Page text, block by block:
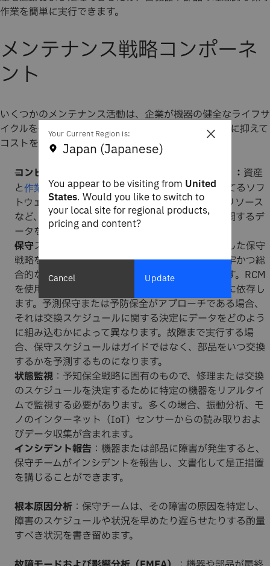
作業を簡単に実行できます。
メンテナンス戦略コンポーネ
ント
いくつかのメンテナンス活動は、企業が機器の健全なライフサ
イクルを促進しながら、機器のダウンタイムを最小限に抑えて
コストを節約するのに役立ちます。
コンピューターによる保守管理システム ）： 資産
と作業指示書を追跡し、保守のスケジュールを立てるソフ
トウェア・プログラム。CMMSは、必要な資料やリソース
など、組織が維持する必要があるすべてのものに関するデ
ータを整理します。
保守スケジュール：企業は、自社のビジネスに適した保守
戦略を策定したら、そのアプローチに基づいて堅牢かつ総
合的な保守スケジュールを作成する必要があります。RCM
を使用する場合、スケジュールはさまざまな変数に依存し
ます。予測保守または予防保全がアプローチである場合、
それは交換スケジュールに関する決定にデータをどのよう
に組み込むかによって異なります。故障まで実行する場
合、保守スケジュールはガイドではなく、部品をいつ交換
するかを予測するものになります。
状態監視 ：予知保全戦略に固有のもので、修理または交換
のスケジュールを決定するために特定の機器をリアルタイ
ムで監視する必要があります。多くの場合、振動分析、モ
ノのインターネット（IoT）センサーからの読み取りおよ
びデータ収集が含まれます。
インシデント報告 ：機器または部品に障害が発生すると、
保守チームがインシデントを報告し、文書化して是正措置
を講じることができます。
根本原因分析 ：保守チームは、その障害の原因を特定し、
障害のスケジュールや状況を早めたり遅らせたりする酌量
すべき状況を書き留めます。
×
Your Current Region is:
Japan (Japanese)
You appear to be visiting from United
States. Would you like to switch to
your local site for regional products,
pricing and content?
Cancel Update